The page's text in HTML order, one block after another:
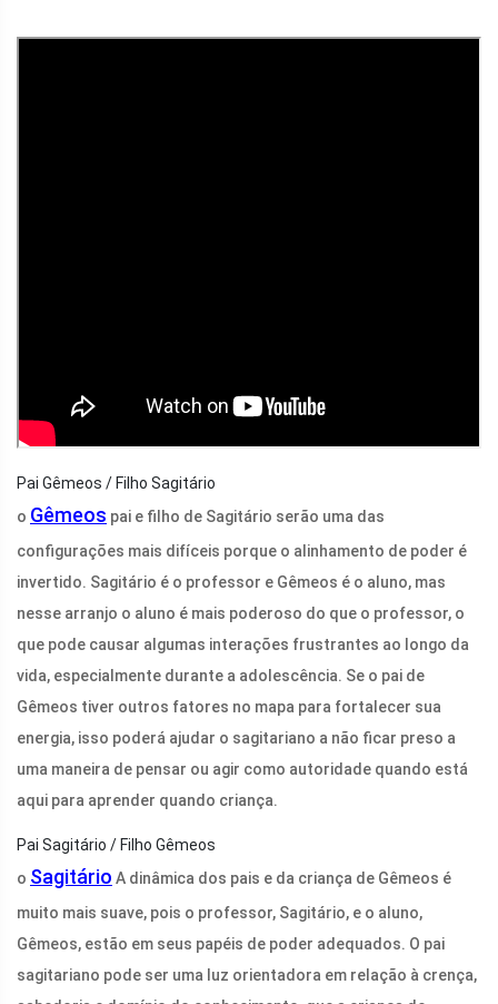
Pai Gêmeos / Filho Sagitário
o Gêmeos pai e filho de Sagitário serão uma das
configurações mais difíceis porque o alinhamento de poder é
invertido. Sagitário é o professor e Gêmeos é o aluno, mas
nesse arranjo o aluno é mais poderoso do que o professor, o
que pode causar algumas interações frustrantes ao longo da
vida, especialmente durante a adolescência. Se o pai de
Gêmeos tiver outros fatores no mapa para fortalecer sua
energia, isso poderá ajudar o sagitariano a não ficar preso a
uma maneira de pensar ou agir como autoridade quando está
aqui para aprender quando criança.
Pai Sagitário / Filho Gêmeos
o Sagitário A dinâmica dos pais e da criança de Gêmeos é
muito mais suave, pois o professor, Sagitário, e o aluno,
Gêmeos, estão em seus papéis de poder adequados. O pai
sagitariano pode ser uma luz orientadora em relação à crença,